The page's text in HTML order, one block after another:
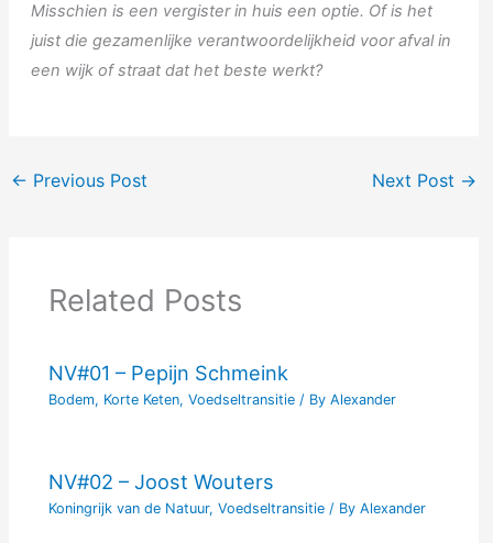
Misschien is een vergister in huis een optie. Of is het
juist die gezamenlijke verantwoordelijkheid voor afval in
een wijk of straat dat het beste werkt?
← Previous Post Next Post →
Related Posts
NV#01 – Pepijn Schmeink
Bodem, Korte Keten,Voedseltransitie / ByAlexander
NV#02 – Joost Wouters
Koningrijk van de Natuur,Voedseltransitie / ByAlexander